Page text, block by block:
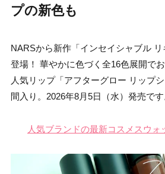
プの新色も
NARSから新作「インセイシャブル
登場！ 華やかに色づく全16色展開で
人気リップ「アフターグロー リップ
間入り。2026年8月5日（水）発売です
人気ブランドの最新コスメスウォ